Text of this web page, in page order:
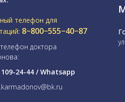
телефон для
8−800−555−40−87
доктора
109-24-44 / Whatsapp